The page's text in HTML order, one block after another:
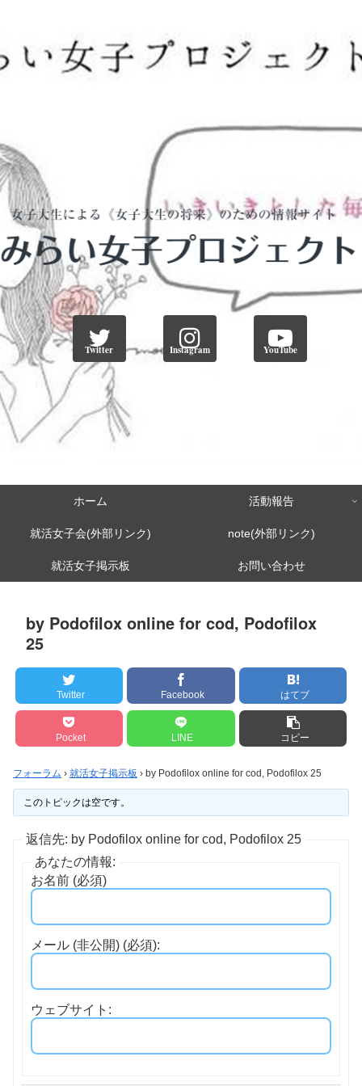
Twitter Instagram YouTube
ホーム 活動報告
就活女子会(外部リンク) note(外部リンク)
就活女子掲示板 お問い合わせ
by Podofilox online for cod, Podofilox
25
Twitter Facebook はてブ
Pocket LINE コピー
フォーラム › 就活女子掲示板 › by Podofilox online for cod, Podofilox 25
このトピックは空です。
返信先: by Podofilox online for cod, Podofilox 25
あなたの情報:
お名前 (必須)
メール (非公開) (必須):
ウェブサイト: